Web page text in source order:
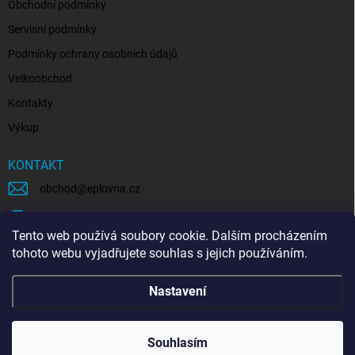
Tento web používá soubory cookie. Dalším procházením
tohoto webu vyjadřujete souhlas s jejich používáním.
Nastavení
Souhlasím
Obchodní podmínky
Servisní podmínky
Podmínky ochrany osobních údajů
Velkoobchod
Kontakty
Výkup
KONTAKT
obchod @eplovna.cz
eplovna.cz